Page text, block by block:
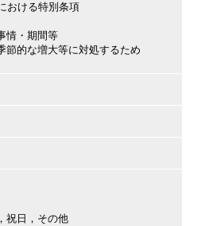
おける特別条項
情・期間等
節的な増大等に対処するため
祝日，その他